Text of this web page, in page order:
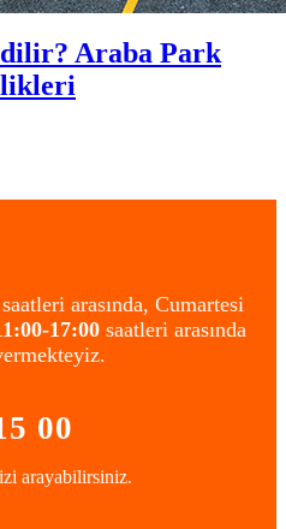
Araba Park
arasında, Cumartesi
17:00saatleri arasında
00
arayabilirsiniz.